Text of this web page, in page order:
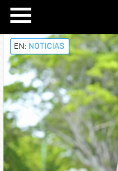
EN: NOTICIAS